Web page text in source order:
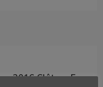
: 2016 Clôture En